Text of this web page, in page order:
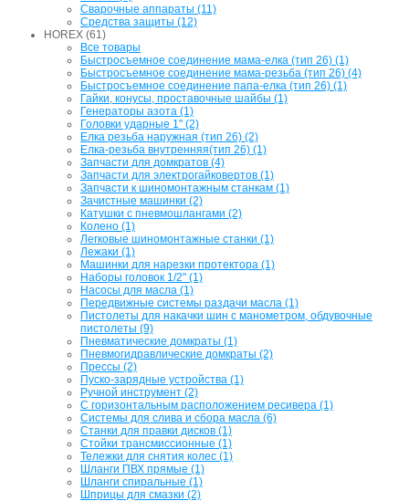
Сварочные аппараты (11)
Средства защиты (12)
HOREX (61)
Все товары
Быстросъемное соединение мама-елка (тип 26) (1)
Быстросъемное соединение мама-резьба (тип 26) (4)
Быстросъемное соединение папа-елка (тип 26) (1)
Гайки, конусы, проставочные шайбы (1)
Генераторы азота (1)
Головки ударные 1" (2)
Елка резьба наружная (тип 26) (2)
Елка-резьба внутренняя(тип 26) (1)
Запчасти для домкратов (4)
Запчасти для электрогайковертов (1)
Запчасти к шиномонтажным станкам (1)
Зачистные машинки (2)
Катушки с пневмошлангами (2)
Колено (1)
Легковые шиномонтажные станки (1)
Лежаки (1)
Машинки для нарезки протектора (1)
Наборы головок 1/2" (1)
Насосы для масла (1)
Передвижные системы раздачи масла (1)
Пистолеты для накачки шин с манометром, обдувочные
пистолеты (9)
Пневматические домкраты (1)
Пневмогидравлические домкраты (2)
Прессы (2)
Пуско-зарядные устройства (1)
Ручной инструмент (2)
С горизонтальным расположением ресивера (1)
Системы для слива и сбора масла (6)
Станки для правки дисков (1)
Стойки трансмиссионные (1)
Тележки для снятия колес (1)
Шланги ПВХ прямые (1)
Шланги спиральные (1)
Шприцы для смазки (2)